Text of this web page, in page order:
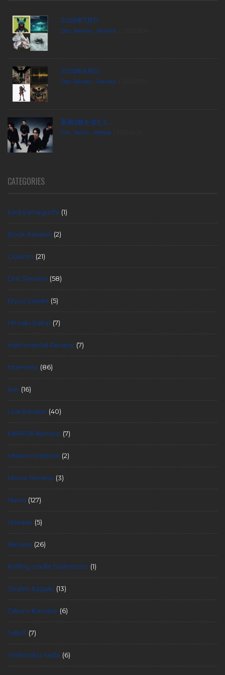
2026年7月D...
Disc Review Review
2026年6月D...
Disc Review Review
新曲2曲を含むE...
live News release
CATEGORIES
bed yamaguchi (1)
Book Review (2)
Column (21)
Disc Review (58)
Eryuu Sasaki (5)
Hiroaki Sakai (7)
instrumental Review (7)
Interview (86)
live (16)
Live Review (40)
MIRROR Kimoto (7)
Mission Undone (2)
Movie Review (3)
News (127)
release (5)
Review (26)
Rolling cradle hashimoto (1)
Shuhei Itagaki (13)
Takuro Kawase (6)
TxBxT (7)
Yoshinobu Yada (6)